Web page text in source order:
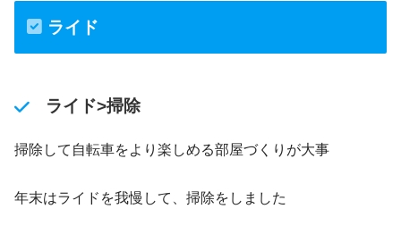
ライド
ライド>掃除
掃除して自転車をより楽しめる部屋づくりが大事
年末はライドを我慢して、掃除をしました